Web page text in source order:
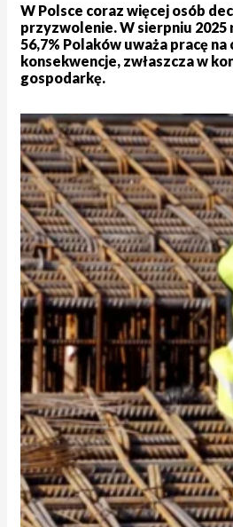
W Polsce coraz więcej osób
przyzwolenie. W sierpniu
56,7% Polaków uważa pracę
konsekwencje, zwłaszcza w
gospodarkę.